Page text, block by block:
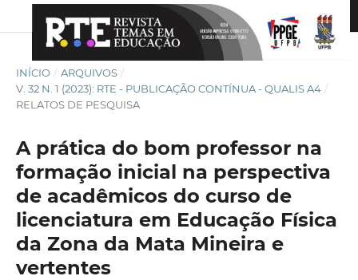
INÍCIO / ARQUIVOS /
V. 32 N. 1 (2023): RTE - PUBLICAÇÃO CONTÍNUA - QUALIS A4 /
RELATOS DE PESQUISA
A prática do bom professor na
formação inicial na perspectiva
de acadêmicos do curso de
licenciatura em Educação Física
da Zona da Mata Mineira e
vertentes